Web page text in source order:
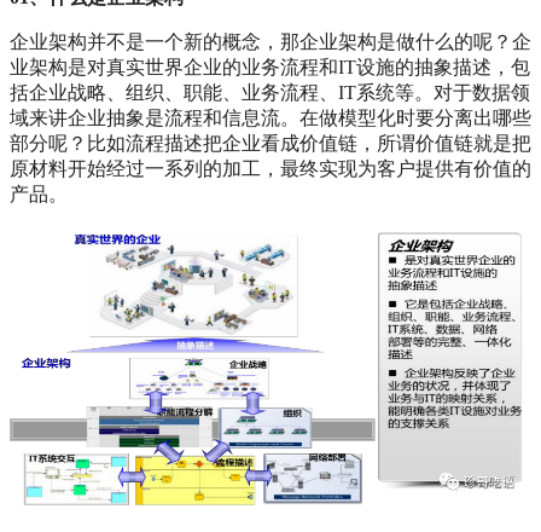
企业架构并不是一个新的概念，那企业架构是做什么的呢？企
业架构是对真实世界企业的业务流程和IT设施的抽象描述，包
括企业战略、组织、职能、业务流程、IT系统等。对于数据领
域来讲企业抽象是流程和信息流。在做模型化时要分离出哪些
部分呢？比如流程描述把企业看成价值链，所谓价值链就是把
原材料开始经过一系列的加工，最终实现为客户提供有价值的
产品。